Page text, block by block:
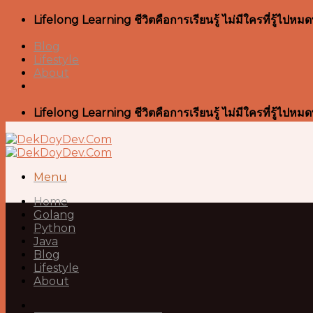
Skip
content
Lifelong Learning ชีวิตคือการเรียนรู้ ไม่มีใครที่รู้ไปหม
Blog
Lifestyle
About
Lifelong Learning ชีวิตคือการเรียนรู้ ไม่มีใครที่รู้ไปหม
Menu
Home
Golang
Python
Java
Blog
Lifestyle
About